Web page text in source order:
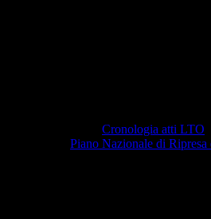
Cronologia atti LTO
Piano Nazionale di